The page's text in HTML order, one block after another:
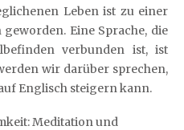
Leben ist zu einer
Eine Sprache, die
verbunden ist, ist
wir darüber sprechen,
Englisch steigern kann.
Meditation und